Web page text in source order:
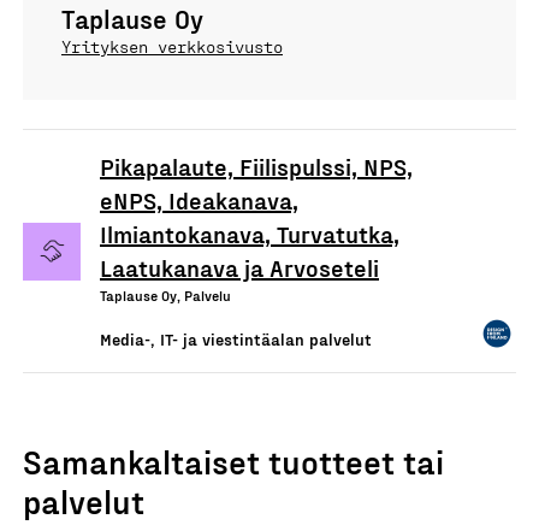
Taplause Oy
Yrityksen verkkosivusto
Pikapalaute, Fiilispulssi, NPS,
eNPS, Ideakanava,
Ilmiantokanava, Turvatutka,
Laatukanava ja Arvoseteli
Taplause Oy, Palvelu
Media-, IT- ja viestintäalan palvelut
Samankaltaiset tuotteet tai
palvelut